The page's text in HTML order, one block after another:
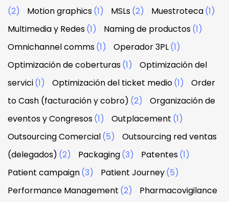
(2)
Motion graphics(1) MSLs(2) Muestroteca(1)
Multimedia y Redes(1) Naming de productos(1)
Omnichannel comms(1) Operador 3PL(1)
Optimización de coberturas(1)
Optimización del
servici(1) Optimización del ticket medio(1)
Order
to Cash (facturación y cobro) (2)
Organización de
eventos y Congresos(1) Outplacement (1)
Outsourcing Comercial(5)
Outsourcing red ventas
(delegados) (2) Packaging(3) Patentes(1)
Patient campaign(3) Patient Journey(5)
Performance Management (2)
Pharmacovigilance